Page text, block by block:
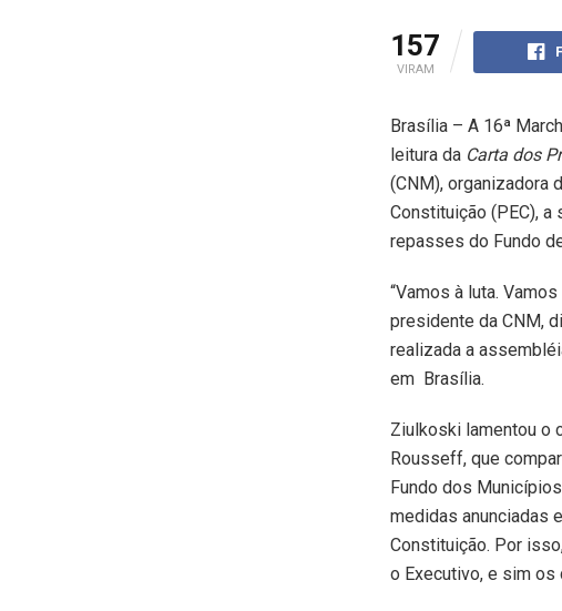
157
VIRAM
Brasília – A 16ª
leitura da Carta dos
(CNM), organizadora
Constituição (PEC), a
repasses do Fundo
“Vamos à luta.
presidente da CNM,
realizada a
em Brasília.
Ziulkoski lamentou o
Rousseff, que
Fundo dos
medidas anunciadas
Constituição. Por
o Executivo, e sim os